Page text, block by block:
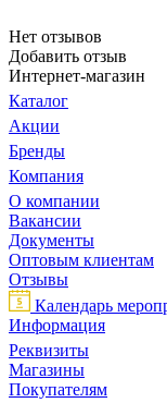
Нет отзывов
Добавить отзыв
Интернет-магазин
Каталог
Акции
Бренды
Компания
О компании
Вакансии
Документы
Оптовым клиентам
Отзывы
Календарь
Информация
Реквизиты
Магазины
Покупателям